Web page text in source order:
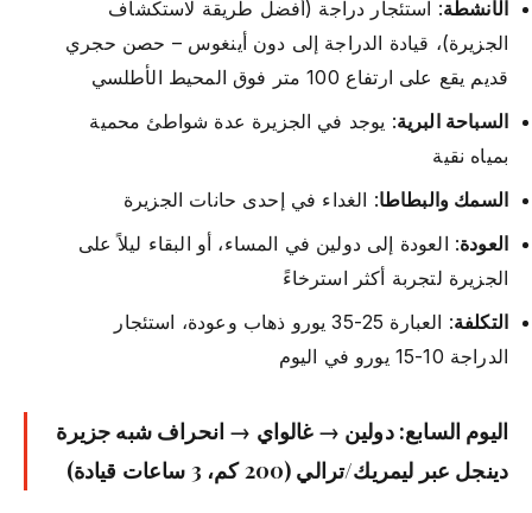
الأنشطة: استئجار دراجة (أفضل طريقة لاستكشاف
الجزيرة)، قيادة الدراجة إلى دون أينغوس – حصن حجري
قديم يقع على ارتفاع 100 متر فوق المحيط الأطلسي
السباحة البرية: يوجد في الجزيرة عدة شواطئ محمية
بمياه نقية
السمك والبطاطا: الغداء في إحدى حانات الجزيرة
العودة: العودة إلى دولين في المساء، أو البقاء ليلاً على
الجزيرة لتجربة أكثر استرخاءً
التكلفة
: العبارة 25-35 يورو ذهاب وعودة، استئجار
الدراجة 10-15 يورو في اليوم
اليوم السابع: دولين → غالواي → انحراف شبه جزيرة
دينجل عبر ليمريك/ترالي (200 كم، 3 ساعات قيادة)